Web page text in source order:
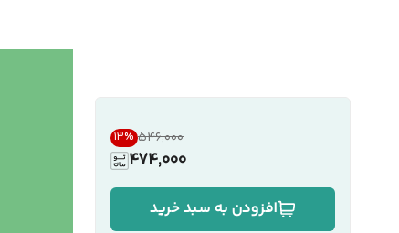
۵۴۶٬۰۰۰ 13%
474,000
افزودن به سبد خرید